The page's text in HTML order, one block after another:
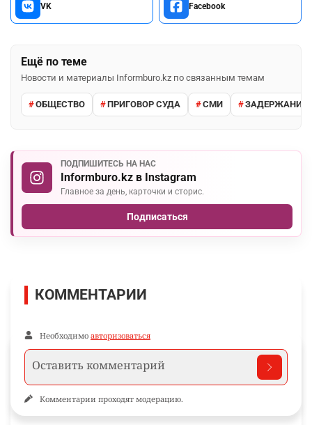
VK Facebook
Ещё по теме
Новости и материалы Informburo.kz по связанным темам
ОБЩЕСТВО ПРИГОВОР СУДА СМИ ЗАДЕРЖАНИЕ
ПОДПИШИТЕСЬ НА НАС
Informburo.kz в Instagram
Главное за день, карточки и сторис.
Подписаться
КОММЕНТАРИИ
Необходимо авторизоваться
Комментарии проходят модерацию.